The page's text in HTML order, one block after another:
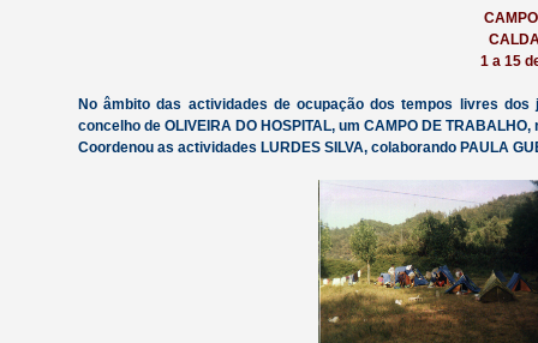
1 a 15
No âmbito das actividades de ocupação dos tempos livres dos
concelho de OLIVEIRA DO HOSPITAL, um CAMPO DE
Coordenou as actividades LURDES SILVA, colaborando PAULA